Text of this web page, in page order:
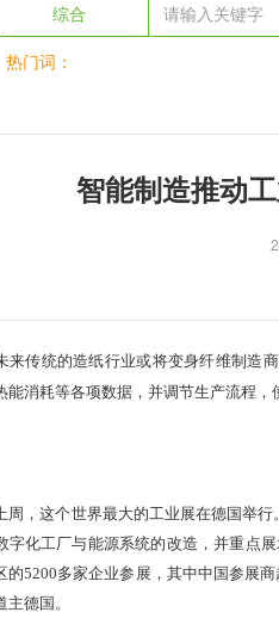
综合
热门词：
智能制造推动
传统的造纸行业或将变身纤维制造商
能消耗等各项数据，并调节生产流程
，这个世界最大的工业展在德国举行
字化工厂与能源系统的改造，并重点
的5200多家企业参展，其中中国参展
主德国。